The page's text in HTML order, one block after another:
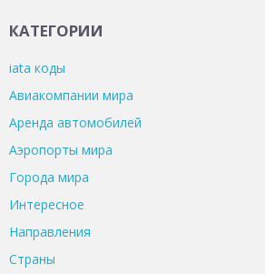
КАТЕГОРИИ
iata коды
Авиакомпании мира
Аренда автомобилей
Аэропорты мира
Города мира
Интересное
Направления
Страны